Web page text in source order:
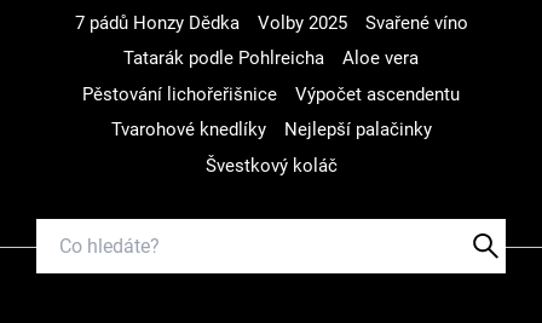
7 pádů Honzy Dědka
Volby 2025
Svařené víno
Tatarák podle Pohlreicha
Aloe vera
Pěstování lichořeřišnice
Výpočet ascendentu
Tvarohové knedlíky
Nejlepší palačinky
Švestkový koláč